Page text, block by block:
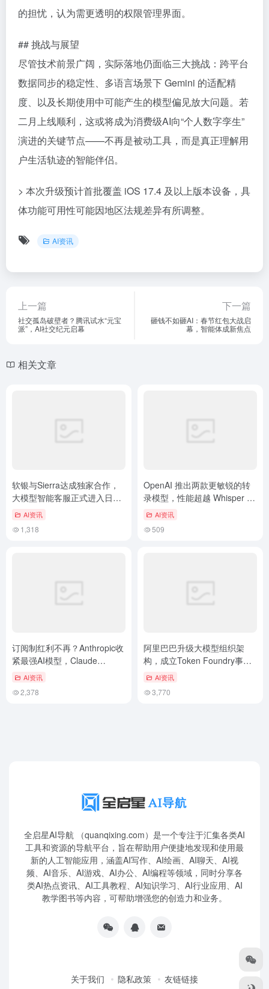
的担忧，认为需更透明的权限管理界面。
## 挑战与展望
尽管技术前景广阔，实际落地仍面临三大挑战：跨平台
数据同步的稳定性、多语言场景下 Gemini 的适配精
度、以及长期使用中可能产生的模型偏见放大问题。若
二月上线顺利，这或将成为消费级AI向“个人数字孪生”
演进的关键节点——不再是被动工具，而是真正理解用
户生活轨迹的智能伴侣。
> 本次升级预计首批覆盖 iOS 17.4 及以上版本设备，具
体功能可用性可能因地区法规差异有所调整。
AI资讯
上一篇
社交孤岛破壁者？腾讯试水“元宝
派”，AI社交纪元启幕
下一篇
砸钱不如砸AI：春节红包大战启
幕，智能体成新焦点
相关文章
软银与Sierra达成独家合作，
大模型智能客服正式进入日本
市场AI资讯
1,318
OpenAI 推出两款更敏锐的转
录模型，性能超越 Whisper 一
倍 AI资讯
509
订阅制红利不再？Anthropic收
紧最强AI模型，Claude
Fable5转向按量计费
AI资讯
2,378
阿里巴巴升级大模型组织架
构，成立Token Foundry事业
部和AI未来研究院
AI资讯
3,770
全启星AI导航 （quanqixing.com）是一个专注于汇集各类AI
工具和资源的导航平台，旨在帮助用户便捷地发现和使用最
新的人工智能应用，涵盖AI写作、AI绘画、AI聊天、AI视
频、AI音乐、AI游戏、AI办公、AI编程等领域，同时分享各
类AI热点资讯、AI工具教程、AI知识学习、AI行业应用、AI
教学图书等内容，可帮助增强您的创造力和业务。
关于我们 隐私政策 友链链接